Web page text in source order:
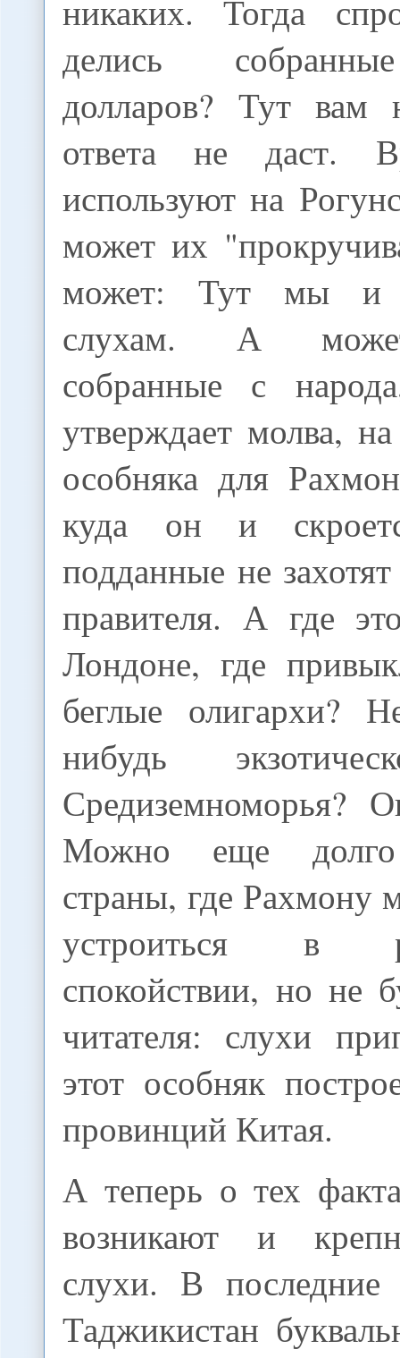
никаких. Тогда
делись
долларов? Тут вам
ответа не даст.
используют на
может их
может: Тут мы и
слухам. А
собранные с
утверждает молва, на
особняка для
куда он и
подданные не
правителя. А где
Лондоне, где
беглые олигархи?
нибудь
Средиземноморья?
Можно еще долго
страны, где
устроиться в
спокойствии, но не
читателя: слухи
этот особняк
провинций Китая.
А теперь о тех
возникают и
слухи. В последние
Таджикистан